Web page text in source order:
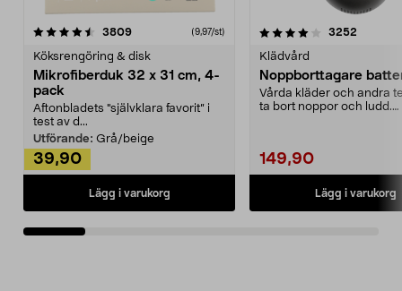
3809recensioner (9,97/st)
Köksrengöring & disk
Mikrofiberduk 32 x 31 cm, 4-
pack
Aftonbladets "självklara favorit” i
test av d...
Utförande: Grå/beige
39,90
Lägg i varukorg
4.0av 5 stjärnor 3252
Klädvård
Noppborttagare
Vårda kläder och andra
ta bort noppor och ludd.
149,90
Lägg i varukorg
4.5av 5 stjärnor